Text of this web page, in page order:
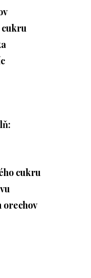
cukru
cukru
orechov